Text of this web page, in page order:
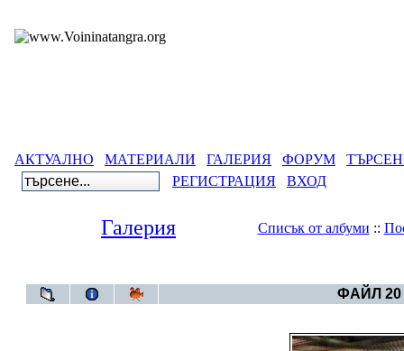
АКТУАЛНО МАТЕРИАЛИ ГАЛЕРИЯ ФОРУМ
РЕГИСТРАЦИЯ
ВХОД
Галерия Списък от албуми ::
ФАЙЛ 20